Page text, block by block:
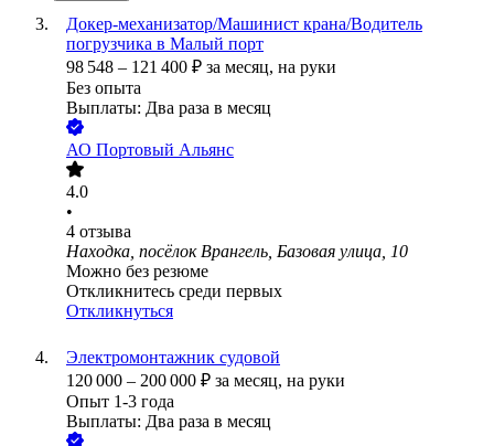
Докер-механизатор/Машинист крана/Водитель
погрузчика в Малый порт
98 548 – 121 400 ₽ за месяц, на руки
Без опыта
Выплаты: Два раза в месяц
АО Портовый Альянс
4.0
•
4 отзыва
Находка, посёлок Врангель, Базовая улица, 10
Можно без резюме
Откликнитесь среди первых
Откликнуться
Электромонтажник судовой
120 000 – 200 000 ₽ за месяц, на руки
Опыт 1-3 года
Выплаты: Два раза в месяц